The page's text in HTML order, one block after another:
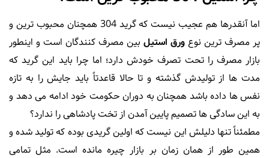
اما آنقدرها هم عجیب نیست که گرید 304 همچنان محبوب ترین و
پر مصرف ترین نوع ورق استیل بین مصرف کنندگان است و اینطور
بازار مصرف را تحت تصرف خودش دارد؛ اما چرا باید این گرید که
مدت ها از تولیدش گذشته و تا حالا قاعدتاً باید جایش را به تازه
نفس ها داده باشد همچنان به دوران حکومت خود ادامه می دهد و
به این سادگی ها تصمیم پایین آمدن از تخت پادشاهی را ندارد؟
مطمئناً تنها دلیلش این نیست که اولین گریدی بوده که تولید شده و
همین طور از همان زمان بر بازار چیره مانده است. مثل تمامی